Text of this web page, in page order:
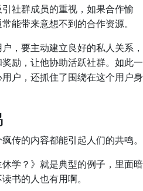
社群成员的重视，如果合作愉
能带来意想不到的合作资源。
，要主动建立良好的私人关系，
励，让他协助活跃社群。如此一
户，还抓住了围绕在这个用户身
传的内容都能引起人们的共鸣。
学？》就是典型的例子，里面暗
书的人也有用啊。